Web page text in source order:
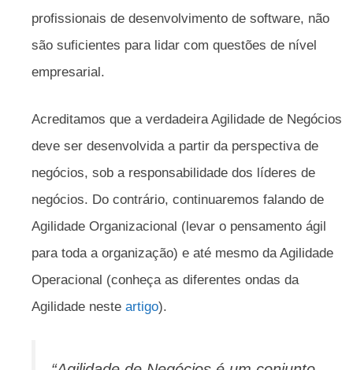
profissionais de desenvolvimento de software, não
são suficientes para lidar com questões de nível
empresarial.
Acreditamos que a verdadeira Agilidade de Negócios
deve ser desenvolvida a partir da perspectiva de
negócios, sob a responsabilidade dos líderes de
negócios. Do contrário, continuaremos falando de
Agilidade Organizacional (levar o pensamento ágil
para toda a organização) e até mesmo da Agilidade
Operacional (conheça as diferentes ondas da
Agilidade neste artigo).